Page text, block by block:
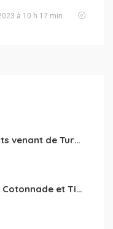
à 10 h 17 min
Armoires 3 battants venant de Turquie disponibles
Patch Voile Brodé Cotonnade et Tinu Minu de l’Inde ???????? ????